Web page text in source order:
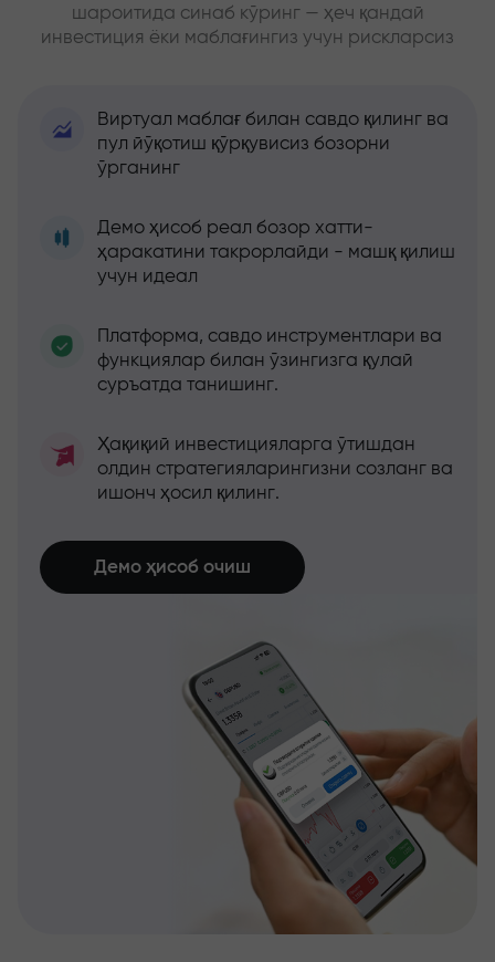
шароитида синаб кўринг — ҳеч қандай
инвестиция ёки маблағингиз учун рискларсиз
Виртуал маблағ билан савдо қилинг ва
пул йўқотиш қўрқувисиз бозорни
ўрганинг
Демо ҳисоб реал бозор хатти-
ҳаракатини такрорлайди - машқ қилиш
учун идеал
Платформа, савдо инструментлари ва
функциялар билан ўзингизга қулай
суръатда танишинг.
Ҳақиқий инвестицияларга ўтишдан
олдин стратегияларингизни созланг ва
ишонч ҳосил қилинг.
Демо ҳисоб очиш